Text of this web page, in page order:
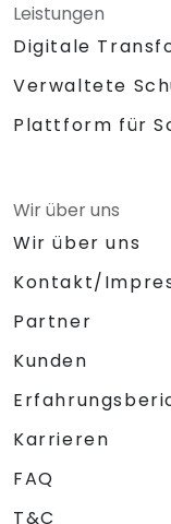
Leistungen
Digitale
Verwaltete
Plattform für
Wir über uns
Wir über uns
Kontakt/
Partner
Kunden
Karrieren
FAQ
T&C